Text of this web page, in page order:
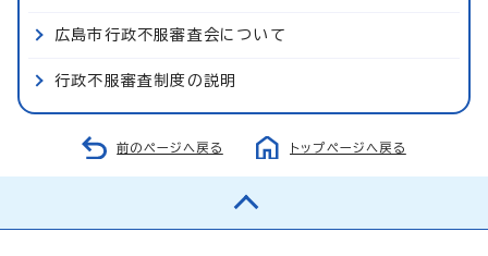
広島市行政不服審査会について
行政不服審査制度の説明
前のページへ戻る トップページへ戻る